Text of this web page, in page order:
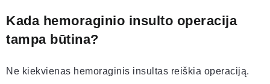
Kada hemoraginio insulto operacija
tampa būtina?
Ne kiekvienas hemoraginis insultas reiškia operaciją.